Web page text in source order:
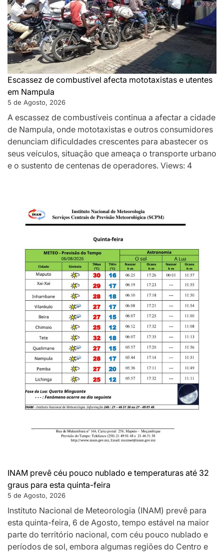
Escassez de combustível afecta mototaxistas e utentes
em Nampula
5 de Agosto, 2026
A escassez de combustíveis continua a afectar a cidade
de Nampula, onde mototaxistas e outros consumidores
denunciam dificuldades crescentes para abastecer os
seus veículos, situação que ameaça o transporte urbano
e o sustento de centenas de operadores. Views: 4
INAM prevê céu pouco nublado e temperaturas até 32
graus para esta quinta-feira
5 de Agosto, 2026
Instituto Nacional de Meteorologia (INAM) prevê para
esta quinta-feira, 6 de Agosto, tempo estável na maior
parte do território nacional, com céu pouco nublado e
períodos de sol, embora algumas regiões do Centro e